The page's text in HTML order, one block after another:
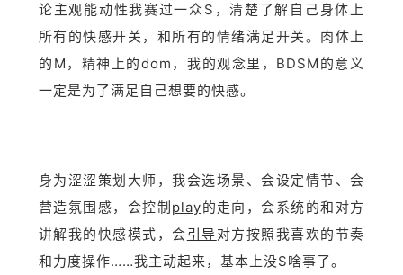
论主观能动性我赛过一众S，清楚了解自己身体上
所有的快感开关，和所有的情绪满足开关。肉体上
的M，精神上的dom，我的观念里，BDSM的意义
一定是为了满足自己想要的快感。
身为涩涩策划大师，我会选场景、会设定情节、会
营造氛围感，会控制play的走向，会系统的和对方
讲解我的快感模式，会引导对方按照我喜欢的节奏
和力度操作……我主动起来，基本上没S啥事了。